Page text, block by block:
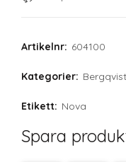
Artikelnr: 604100
Kategorier: Bergqvist
Etikett: Nova
Spara